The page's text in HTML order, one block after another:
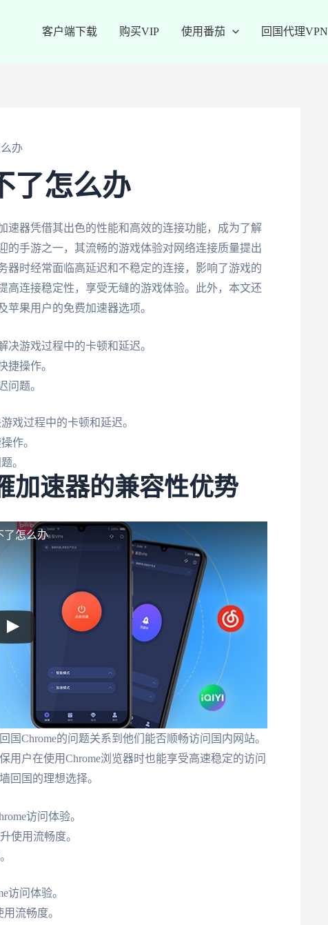
客户端下载 购买VIP 使用番茄 回国代理VPN
办
了怎么办
速器凭借其出色的性能和高效的连接功能，成为了解
的手游之一，其流畅的游戏体验对网络连接质量提出
器时经常面临高延迟和不稳定的连接，影响了游戏的
连接稳定性，享受无缝的游戏体验。此外，本文还
果用户的免费加速器选项。
游戏过程中的卡顿和延迟。
捷操作。
问题。
戏过程中的卡顿和延迟。
作。
。
加速器的兼容性优势
了怎么办
Chrome的问题关系到他们能否顺畅访问国内网站。
用户在使用Chrome浏览器时也能享受高速稳定的访问
回国的理想选择。
访问体验。
使用流畅度。
访问体验。
流畅度。